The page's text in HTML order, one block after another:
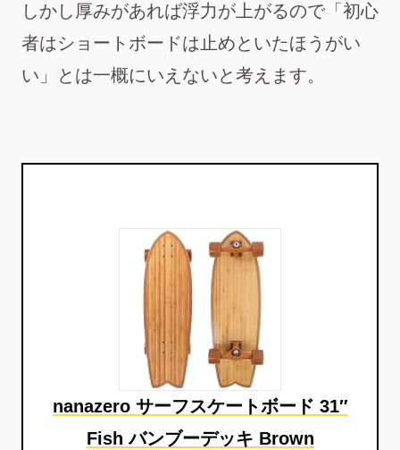
しかし厚みがあれば浮力が上がるので「初心
者はショートボードは止めといたほうがい
い」とは一概にいえないと考えます。
nanazero サーフスケートボード 31″
Fish バンブーデッキ Brown